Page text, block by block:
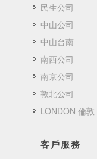
民生公司
中山公司
中山台南
南西公司
南京公司
敦北公司
LONDON 倫敦
客戶服務